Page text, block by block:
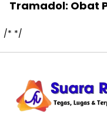
Tramadol: Obat
/* */